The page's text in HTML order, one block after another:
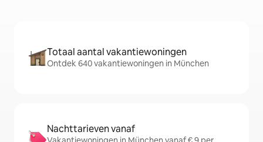
Totaal aantal vakantiewoningen
Ontdek 640 vakantiewoningen in München
Nachttarieven vanaf